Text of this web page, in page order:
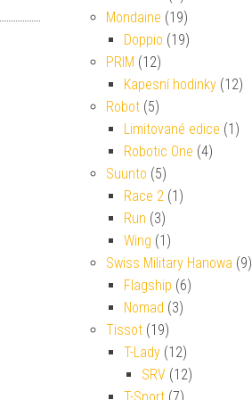
Mondaine (19)
Doppio (19)
PRIM (12)
Kapesní hodinky (12)
Robot (5)
Limitované edice (1)
Robotic One (4)
Suunto (5)
Race 2 (1)
Run (3)
Wing (1)
Swiss Military Hanowa (9)
Flagship (6)
Nomad (3)
Tissot (19)
T-Lady (12)
SRV (12)